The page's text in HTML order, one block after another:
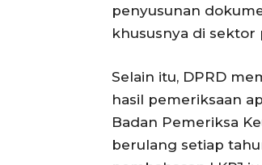
penyusunan
khususnya di sektor
Selain itu, DPRD
hasil pemeriksaan
Badan Pemeriksa
berulang setiap